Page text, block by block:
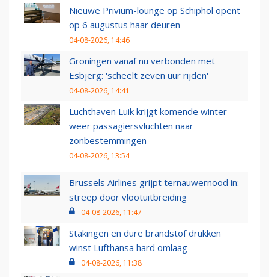
Nieuwe Privium-lounge op Schiphol opent
op 6 augustus haar deuren
04-08-2026, 14:46
Groningen vanaf nu verbonden met
Esbjerg: 'scheelt zeven uur rijden'
04-08-2026, 14:41
Luchthaven Luik krijgt komende winter
weer passagiersvluchten naar
zonbestemmingen
04-08-2026, 13:54
Brussels Airlines grijpt ternauwernood in:
streep door vlootuitbreiding
04-08-2026, 11:47
Stakingen en dure brandstof drukken
winst Lufthansa hard omlaag
04-08-2026, 11:38